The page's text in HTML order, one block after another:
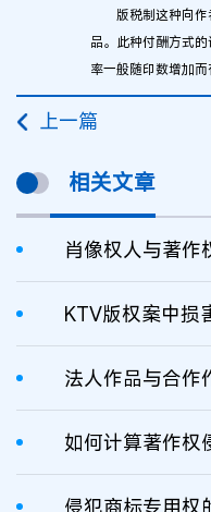
版税制这种向
品。此种付酬方式
率一般随印数增加而
上一篇
相关文章